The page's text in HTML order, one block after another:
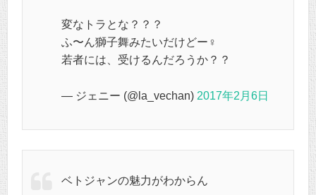
変なトラとな？？？
ふ〜ん獅子舞みたいだけどー‍♀️
若者には、受けるんだろうか？？
— ジェニー (@la_vechan) 2017年2月6日
ベトジャンの魅力がわからん